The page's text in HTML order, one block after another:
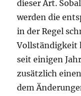
dieser Art.
werden die
in der Regel
Vollständigkeit
seit einigen
zusätzlich
dem